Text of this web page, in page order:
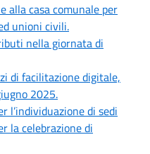
alla casa comunale per
unioni civili.
nella giornata di
di facilitazione digitale,
2025.
l’individuazione di sedi
la celebrazione di